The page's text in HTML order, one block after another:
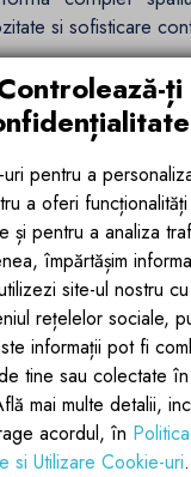
si sofisticare
cm
fara ventil si
EGO
dupa
de
ți
pentru a
a oferi
și pentru a analiza
împărtășim
site-ul nostru
rețelelor sociale,
informații pot fi
tine sau colectate în
mai multe detalii,
acordul, în
si Utilizare Cookie-uri.